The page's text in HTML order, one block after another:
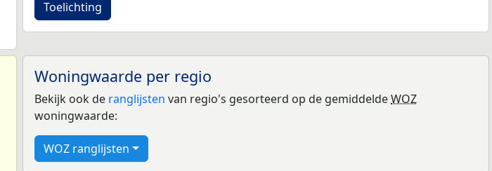
Toelichting
Woningwaarde per regio
Bekijk ook de ranglijsten van regio's gesorteerd op de gemiddeldeWOZ
woningwaarde:
WOZ ranglijsten